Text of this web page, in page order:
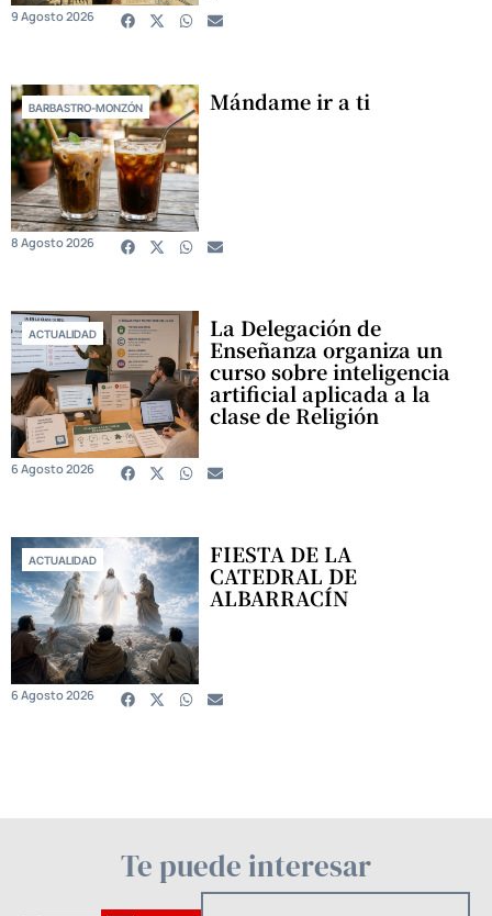
9 Agosto 2026
BARBASTRO-MONZÓN Mándame ir a ti
8 Agosto 2026
ACTUALIDAD La Delegación de
Enseñanza organiza un
curso sobre inteligencia
artificial aplicada a la
clase de Religión
6 Agosto 2026
ACTUALIDAD FIESTA DE LA
CATEDRAL DE
ALBARRACÍN
6 Agosto 2026
Te puede interesar